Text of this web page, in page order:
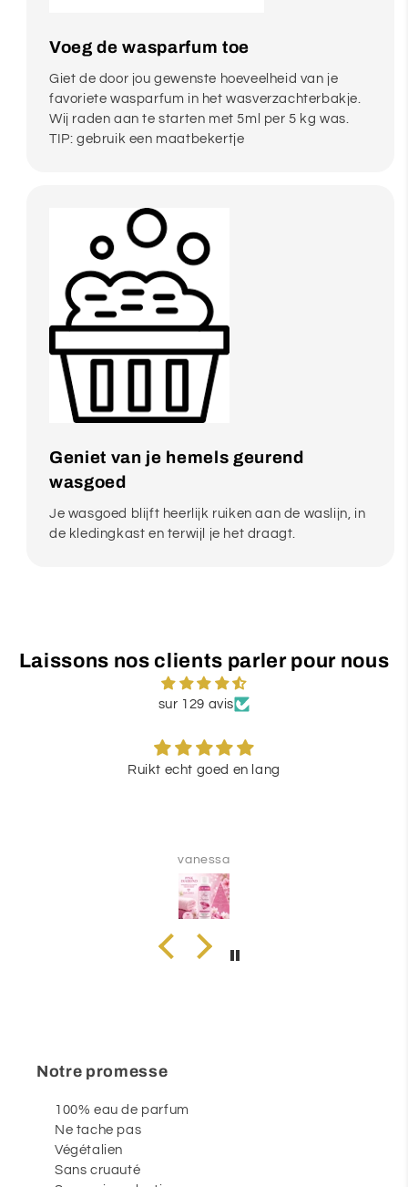
Voeg de wasparfum toe
Giet de door jou gewenste hoeveelheid van je
favoriete wasparfum in het wasverzachterbakje.
Wij raden aan te starten met 5ml per 5 kg was.
TIP: gebruik een maatbekertje
Geniet van je hemels geurend
wasgoed
Je wasgoed blijft heerlijk ruiken aan de waslijn, in
de kledingkast en terwijl je het draagt.
Laissons nos clients parler pour nous
sur 129 avis
Ruikt echt goed en lang
vanessa
Notre promesse
100% eau de parfum
Ne tache pas
Végétalien
Sans cruauté